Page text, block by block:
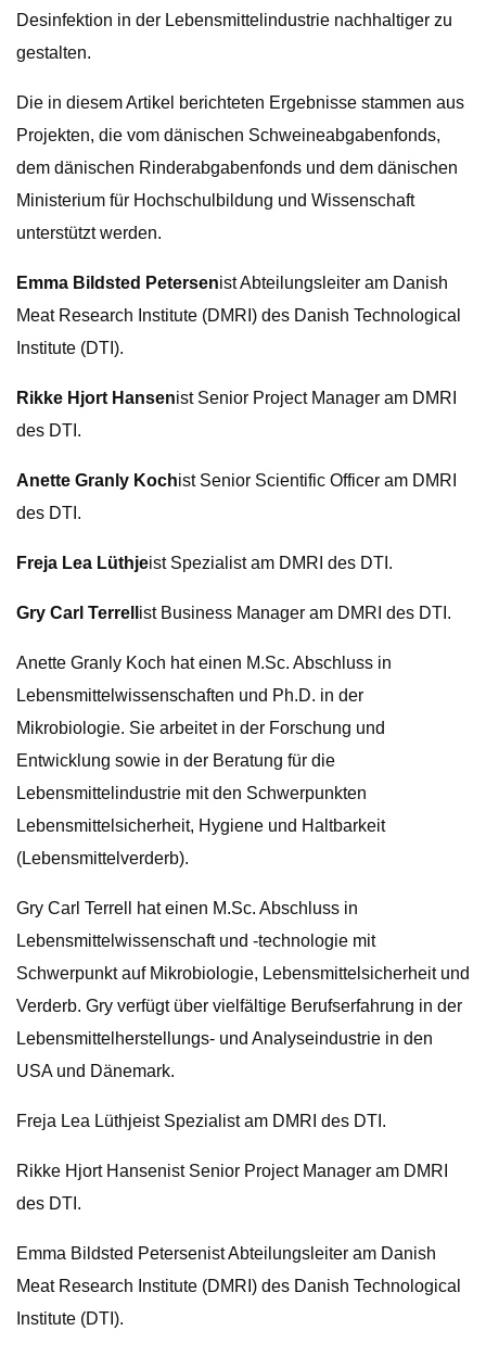
Desinfektion in der Lebensmittelindustrie nachhaltiger zu
gestalten.
Die in diesem Artikel berichteten Ergebnisse stammen aus
Projekten, die vom dänischen Schweineabgabenfonds,
dem dänischen Rinderabgabenfonds und dem dänischen
Ministerium für Hochschulbildung und Wissenschaft
unterstützt werden.
Emma Bildsted Petersenist Abteilungsleiter am Danish
Meat Research Institute (DMRI) des Danish Technological
Institute (DTI).
Rikke Hjort Hansenist Senior Project Manager am DMRI
des DTI.
Anette Granly Kochist Senior Scientific Officer am DMRI
des DTI.
Freja Lea Lüthjeist Spezialist am DMRI des DTI.
Gry Carl Terrell ist Business Manager am DMRI des DTI.
Anette Granly Koch hat einen M.Sc. Abschluss in
Lebensmittelwissenschaften und Ph.D. in der
Mikrobiologie. Sie arbeitet in der Forschung und
Entwicklung sowie in der Beratung für die
Lebensmittelindustrie mit den Schwerpunkten
Lebensmittelsicherheit, Hygiene und Haltbarkeit
(Lebensmittelverderb).
Gry Carl Terrell hat einen M.Sc. Abschluss in
Lebensmittelwissenschaft und -technologie mit
Schwerpunkt auf Mikrobiologie, Lebensmittelsicherheit und
Verderb. Gry verfügt über vielfältige Berufserfahrung in der
Lebensmittelherstellungs- und Analyseindustrie in den
USA und Dänemark.
Freja Lea Lüthjeist Spezialist am DMRI des DTI.
Rikke Hjort Hansenist Senior Project Manager am DMRI
des DTI.
Emma Bildsted Petersenist Abteilungsleiter am Danish
Meat Research Institute (DMRI) des Danish Technological
Institute (DTI).